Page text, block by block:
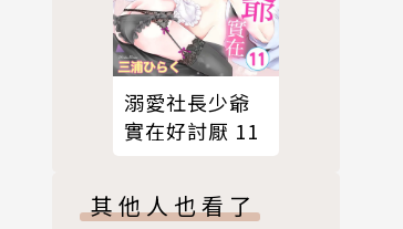
溺愛社長少爺
實在好討厭 11
其他人也看了